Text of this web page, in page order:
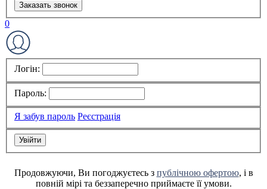
Заказать звонок
0
Логін:
Пароль:
Я забув пароль Реєстрація
Продовжуючи, Ви погоджуєтесь з публічною офертою, і в
повній мірі та беззаперечно приймаєте її умови.